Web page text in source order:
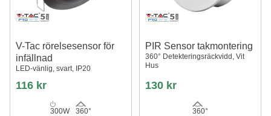
V-Tac rörelsesensor för
infällnad
LED-vänlig, svart, IP20
116 kr
300W 360°
PIR Sensor takmontering
360° Detekteringsräckvidd, Vit
Hus
130 kr
360°